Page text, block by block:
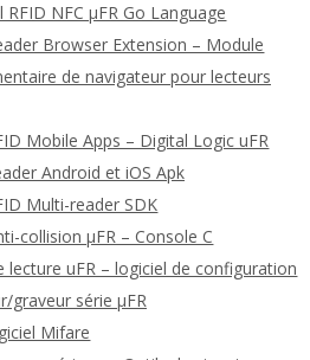
RFID NFC μFR Go Language
Browser Extension – Module
de navigateur pour lecteurs
Mobile Apps – Digital Logic uFR
Android et iOS Apk
Multi-reader SDK
collision μFR – Console C
lecture uFR – logiciel de configuration
graveur série μFR
Mifare